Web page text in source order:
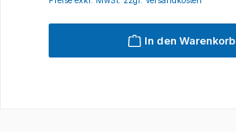
In den Warenkorb